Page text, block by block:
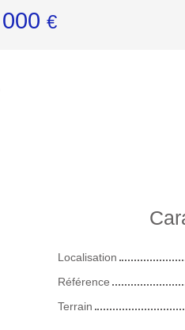
€
Localisation
Référence
Terrain